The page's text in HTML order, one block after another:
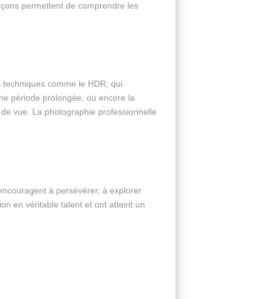
permettent de comprendre les
comme le HDR, qui
période prolongée, ou encore la
vue. La photographie professionnelle
à persévérer, à explorer
en véritable talent et ont atteint un